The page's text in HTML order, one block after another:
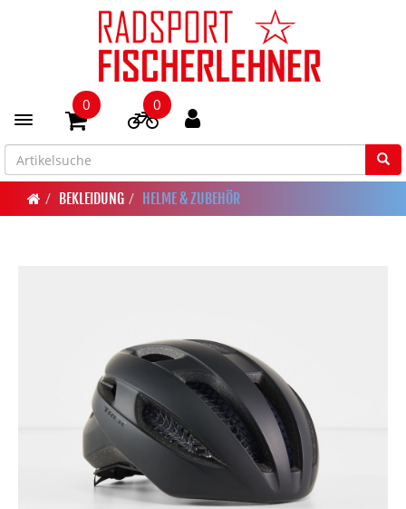
Toggle navigation
0 0
BEKLEIDUNG HELME & ZUBEHÖR